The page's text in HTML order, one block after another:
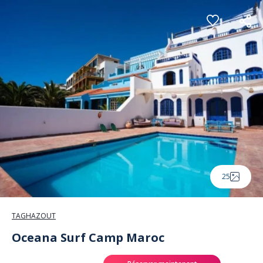
25
TAGHAZOUT
Oceana Surf Camp Maroc